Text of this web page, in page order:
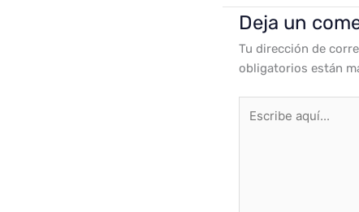
Deja un
Tu dirección de
obligatorios están
aquí...